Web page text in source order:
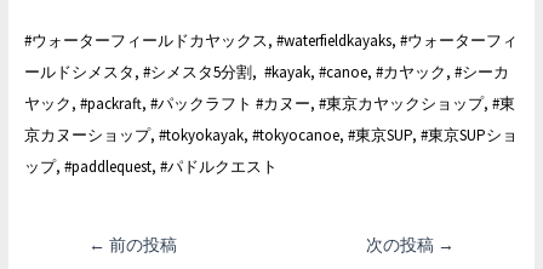
#ウォーターフィールドカヤックス, #waterfieldkayaks, #ウォーターフィ
ールドシメスタ, #シメスタ5分割, #kayak, #canoe, #カヤック, #シーカ
ヤック, #packraft, #パックラフト #カヌー, #東京カヤックショップ, #東
京カヌーショップ, #tokyokayak, #tokyocanoe, #東京SUP, #東京SUPショ
ップ, #paddlequest, #パドルクエスト
← 前の投稿 次の投稿 →